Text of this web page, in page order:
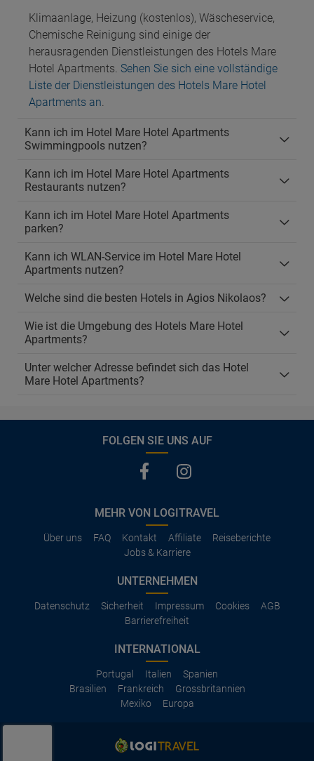
Klimaanlage, Heizung (kostenlos), Wäscheservice,
Chemische Reinigung sind einige der
herausragenden Dienstleistungen des Hotels Mare
Hotel Apartments. Sehen Sie sich eine vollständige
Liste der Dienstleistungen des Hotels Mare Hotel
Apartments an.
Kann ich im Hotel Mare Hotel Apartments
Swimmingpools nutzen?
Kann ich im Hotel Mare Hotel Apartments
Restaurants nutzen?
Kann ich im Hotel Mare Hotel Apartments
parken?
Kann ich WLAN-Service im Hotel Mare Hotel
Apartments nutzen?
Welche sind die besten Hotels in Agios Nikolaos?
Wie ist die Umgebung des Hotels Mare Hotel
Apartments?
Unter welcher Adresse befindet sich das Hotel
Mare Hotel Apartments?
FOLGEN SIE UNS AUF
MEHR VON LOGITRAVEL
Über uns FAQ Kontakt Affiliate
Reiseberichte
Jobs & Karriere
UNTERNEHMEN
Datenschutz Sicherheit Impressum Cookies
AGB
Barrierefreiheit
INTERNATIONAL
Portugal Italien
Spanien
Brasilien
Frankreich
Grossbritannien
Mexiko
Europa